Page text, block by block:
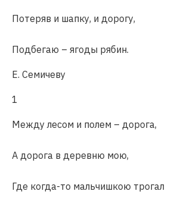
Потеряв и шапку, и дорогу,
Подбегаю – ягоды рябин.
Е. Семичеву
1
Между лесом и полем – дорога,
А дорога в деревню мою,
Где когда-то мальчишкою трогал